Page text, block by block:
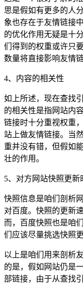
思是假如有更多的人
象也存在于友情链接
的优化作用无疑是十
们得到的权重或许只
数量将直接影响友情
4、内容的相关性
如上所述，现在查找
的相关性是指网站内
链接时十分重视权重
站上做友情链接。当
重并没有错，但假如
壮的作用。
5、对方网站快照更新
快照信息是咱们剖析
对百度。快照的更新
而，百度快照也是咱
们应该尽量挑选快照
以上是咱们用来剖析
的是，假如网站仍是
部链接，由于从查找